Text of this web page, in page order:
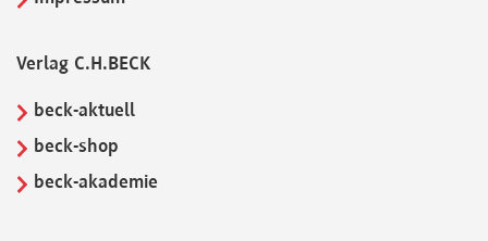
Verlag C.H.BECK
beck-aktuell
beck-shop
beck-akademie